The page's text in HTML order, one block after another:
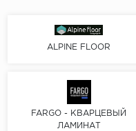
Плитка ПВХ
Кварцевый ламинат SPC
ALPINE FLOOR
FARGO - КВАРЦЕВЫЙ
ЛАМИНАТ